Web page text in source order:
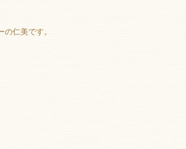
仁美です。